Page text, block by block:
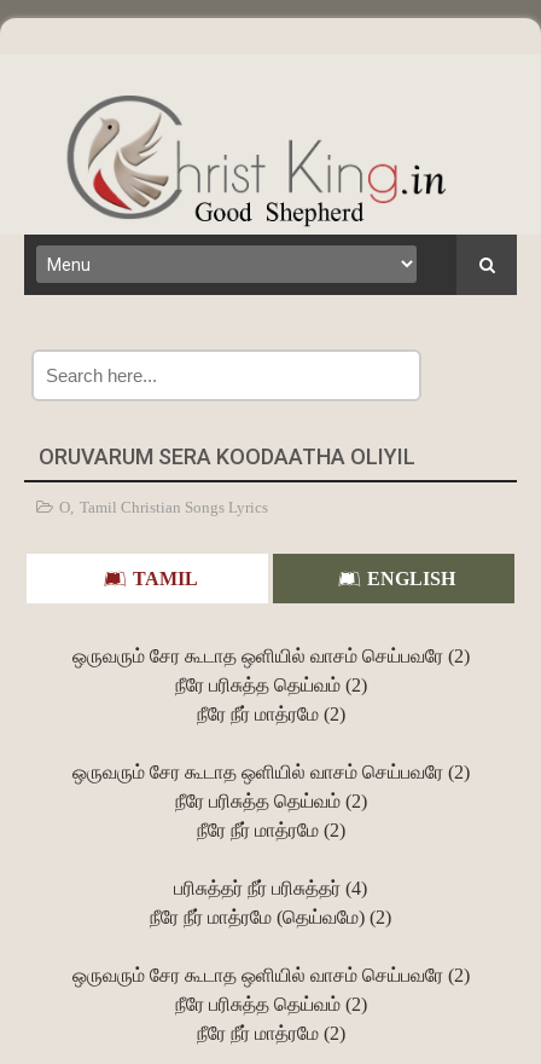
ORUVARUM SERA KOODAATHA OLIYIL
O, Tamil Christian Songs Lyrics
TAMIL ENGLISH
ஒருவரும் சேர கூடாத ஒளியில் வாசம் செய்பவரே (2)
நீரே பரிசுத்த தெய்வம் (2)
நீரே நீர் மாத்ரமே (2)
ஒருவரும் சேர கூடாத ஒளியில் வாசம் செய்பவரே (2)
நீரே பரிசுத்த தெய்வம் (2)
நீரே நீர் மாத்ரமே (2)
பரிசுத்தர் நீர் பரிசுத்தர் (4)
நீரே நீர் மாத்ரமே (தெய்வமே) (2)
ஒருவரும் சேர கூடாத ஒளியில் வாசம் செய்பவரே (2)
நீரே பரிசுத்த தெய்வம் (2)
நீரே நீர் மாத்ரமே (2)